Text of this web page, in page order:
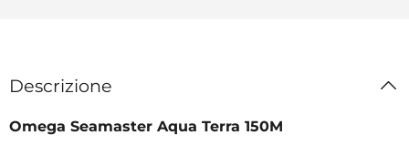
Descrizione
Omega Seamaster Aqua Terra 150M